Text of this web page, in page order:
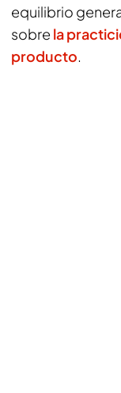
equilibrio
sobre la
producto.